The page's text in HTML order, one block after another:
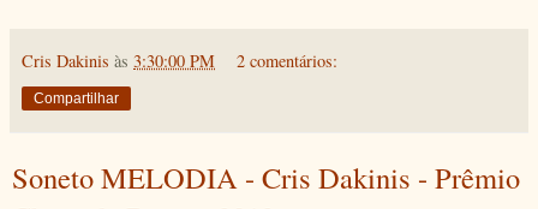
Cris Dakinis às 3:30:00 PM 2 comentários:
Compartilhar
Soneto MELODIA - Cris Dakinis - Prêmio